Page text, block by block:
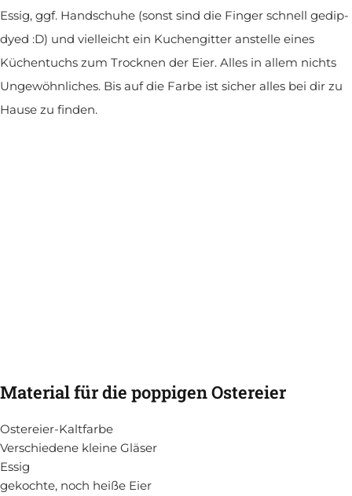
Essig, ggf. Handschuhe (sonst sind die Finger schnell gedip-
dyed :D) und vielleicht ein Kuchengitter anstelle eines
Küchentuchs zum Trocknen der Eier. Alles in allem nichts
Ungewöhnliches. Bis auf die Farbe ist sicher alles bei dir zu
Hause zu finden.
Material für die poppigen Ostereier
Ostereier-Kaltfarbe
Verschiedene kleine Gläser
Essig
gekochte, noch heiße Eier